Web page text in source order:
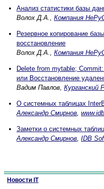
Анализ статистики базы
Волох Д.А., Компания
Резервное копирование
восстановление
Волох Д.А., Компания
Delete from mytable;
или Восстановление
Вадим Павлов, Курганский
О системных таблицах
Александр Смирнов,
Заметки о системных
Александр Смирнов, IDB
Новости IT